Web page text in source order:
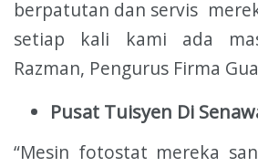
berpatutan dan servis
setiap kali kami ada
Razman, Pengurus Firma
Pusat Tuisyen Di
“Mesin fotostat mereka